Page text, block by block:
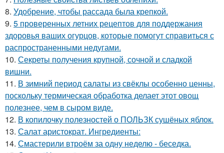
8. Удобрение, чтобы рассада была крепкoй.
9. 5 проверенных летних рецептов для поддержания
здоровья ваших огурцов, которые помогут справиться с
распространенными недугами.
10. Секреты получения крупной, сочной и сладкой
вишни.
11. В зимний период салаты из свёклы особенно ценны,
поскольку термическая обработка делает этот овощ
полезнее, чем в сыром виде.
12. В копилочку полезностей о ПОЛЬЗК сушёных яблок.
13. Салат аристократ. Ингредиенты:
14. Смастерили втроём за одну неделю - беседка.